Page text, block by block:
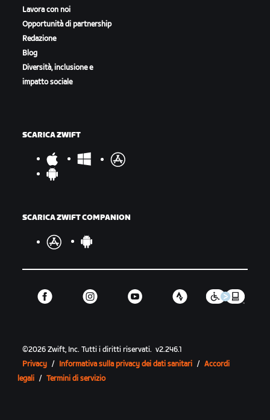
Lavora con noi
Opportunità di partnership
Redazione
Blog
Diversità, inclusione e
impatto sociale
SCARICA ZWIFT
SCARICA ZWIFT COMPANION
©2026 Zwift, Inc.Tutti i diritti riservati. v2.246.1
Privacy / Informativa sulla privacy dei dati sanitari / Accordi
legali / Termini di servizio